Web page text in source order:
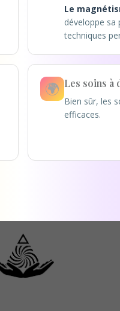
Le
développe sa
techniques
🌍 Les soins à
Bien sûr, les
efficaces.